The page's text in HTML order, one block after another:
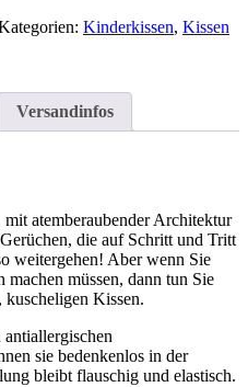
Kinderkissen, Kissen
Versandinfos
atemberaubender Architektur
die auf Schritt und Tritt
weitergehen! Aber wenn Sie
müssen, dann tun Sie
kuscheligen Kissen.
sie bedenkenlos in der
bleibt flauschig und elastisch.